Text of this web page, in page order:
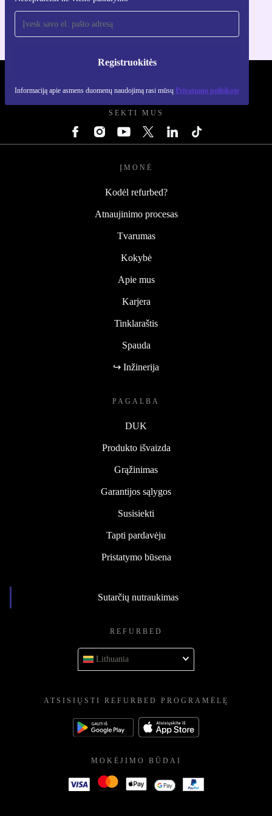
Registruokitės
Informaciją apie asmens duomenų naudojimą rasi mūsų Privatumo politikoje
SEKTI MUS
ĮMONĖ
Kodėl refurbed?
Atnaujinimo procesas
Tvarumas
Kokybė
Apie mus
Karjera
Tinklaraštis
Spauda
↪ Inžinerija
PAGALBA
DUK
Produkto išvaizda
Grąžinimas
Garantijos sąlygos
Susisiekti
Tapti pardavėju
Pristatymo būsena
Sutarčių nutraukimas
REFURBED
Lithuania
ATSISIŲSTI REFURBED PROGRAMĖLĘ
MOKĖJIMO BŪDAI